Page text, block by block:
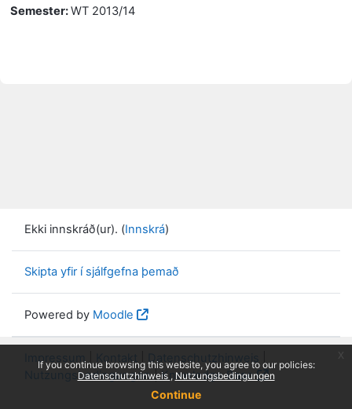
If you continue browsing this website, you agree to our policies:
Datenschutzhinweis
Nutzungsbedingungen
Continue
Semester:WT 2013/14
Ekki innskráð(ur). (Innskrá)
Skipta yfir í sjálfgefna þemað
Powered by Moodle
Impressum Kontakt Datenschutzhinweis
Nutzungsbedingungen|Knowledge Base